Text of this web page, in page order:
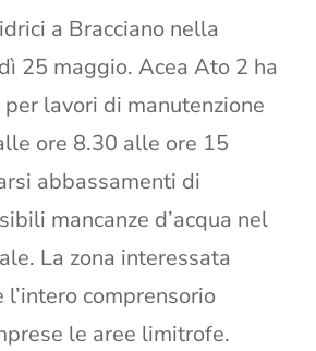
a Bracciano nella
25 maggio. Acea Ato 2 ha
per lavori di manutenzione
ore 8.30 alle ore 15
abbassamenti di
mancanze d’acqua nel
La zona interessata
l’intero comprensorio
le aree limitrofe.